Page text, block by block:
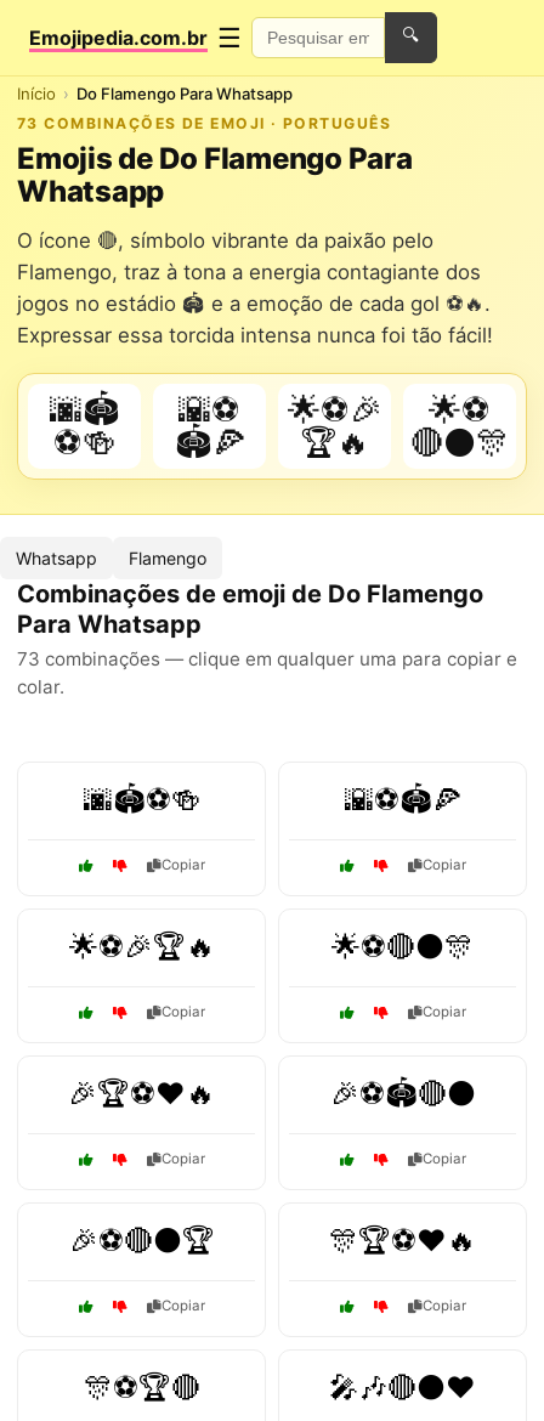
Emojipedia.com.br ☰ 🔍
Início Do Flamengo Para Whatsapp
73 COMBINAÇÕES DE EMOJI · PORTUGUÊS
Emojis de Do Flamengo Para
Whatsapp
O ícone 🔴, símbolo vibrante da paixão pelo
Flamengo, traz à tona a energia contagiante dos
jogos no estádio 🏟️ e a emoção de cada gol ⚽🔥.
Expressar essa torcida intensa nunca foi tão fácil!
🌆🏟️
⚽🍻
🌇⚽
🏟️🍕
🌟⚽🎉
🏆🔥
🌟⚽
🔴⚫🎊
Whatsapp Flamengo
Combinações de emoji de Do Flamengo
Para Whatsapp
73 combinações — clique em qualquer uma para copiar e
colar.
🌆🏟️⚽🍻
Copiar
🌇⚽🏟️🍕
Copiar
🌟⚽🎉🏆🔥
Copiar
🌟⚽🔴⚫🎊
Copiar
🎉🏆⚽❤️🔥
Copiar
🎉⚽🏟️🔴⚫
Copiar
🎉⚽🔴⚫🏆
Copiar
🎊🏆⚽❤️🔥
Copiar
🎊⚽🏆🔴 🎤🎶🔴⚫❤️